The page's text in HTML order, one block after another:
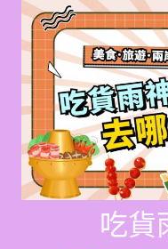
Skip
content
吃貨